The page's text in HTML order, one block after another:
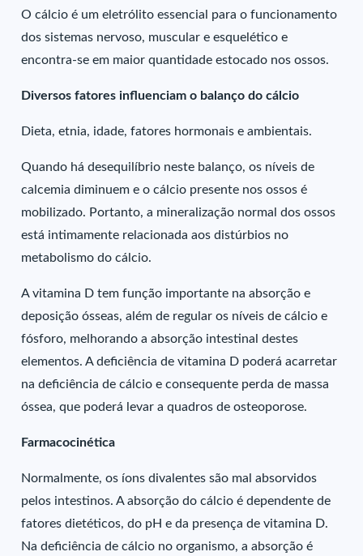
O cálcio é um eletrólito essencial para o funcionamento
dos sistemas nervoso, muscular e esquelético e
encontra-se em maior quantidade estocado nos ossos.
Diversos fatores influenciam o balanço do cálcio
Dieta, etnia, idade, fatores hormonais e ambientais.
Quando há desequilíbrio neste balanço, os níveis de
calcemia diminuem e o cálcio presente nos ossos é
mobilizado. Portanto, a mineralização normal dos ossos
está intimamente relacionada aos distúrbios no
metabolismo do cálcio.
A vitamina D tem função importante na absorção e
deposição ósseas, além de regular os níveis de cálcio e
fósforo, melhorando a absorção intestinal destes
elementos. A deficiência de vitamina D poderá acarretar
na deficiência de cálcio e consequente perda de massa
óssea, que poderá levar a quadros de osteoporose.
Farmacocinética
Normalmente, os íons divalentes são mal absorvidos
pelos intestinos. A absorção do cálcio é dependente de
fatores dietéticos, do pH e da presença de vitamina D.
Na deficiência de cálcio no organismo, a absorção é